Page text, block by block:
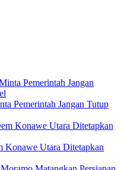
Pemerintah Jangan Tutup
Utara Ditetapkan